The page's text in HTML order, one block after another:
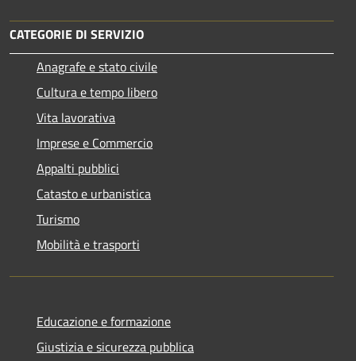
CATEGORIE DI SERVIZIO
Anagrafe e stato civile
Cultura e tempo libero
Vita lavorativa
Imprese e Commercio
Appalti pubblici
Catasto e urbanistica
Turismo
Mobilità e trasporti
Educazione e formazione
Giustizia e sicurezza pubblica